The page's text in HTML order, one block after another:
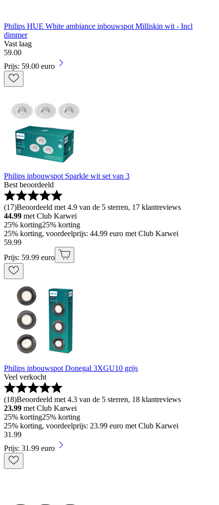
Philips HUE White ambiance inbouwspot Milliskin wit - Incl
dimmer
Vast laag
59.00
Prijs: 59.00 euro
Philips inbouwspot Sparkle wit set van 3
Best beoordeeld
(17)Beoordeeld met 4.9 van de 5 sterren, 17 klantreviews
44.99 met Club Karwei
25% korting25% korting
25% korting, voordeelprijs: 44.99 euro met Club Karwei
59.99
Prijs: 59.99 euro
Philips inbouwspot Donegal 3XGU10 grijs
Veel verkocht
(18)Beoordeeld met 4.3 van de 5 sterren, 18 klantreviews
23.99 met Club Karwei
25% korting25% korting
25% korting, voordeelprijs: 23.99 euro met Club Karwei
31 .99
Prijs: 31.99 euro